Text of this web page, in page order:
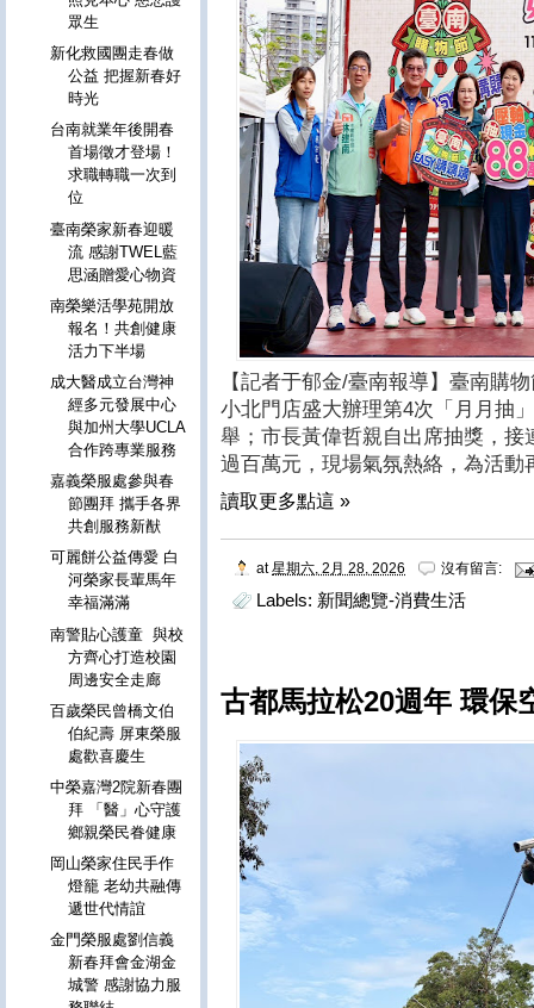
【記者于郁金/臺南報導】臺南購
小北門店盛大辦理第4次「月月抽
舉；市長黃偉哲親自出席抽獎，
過百萬元，現場氣氛熱絡，為活動
讀取更多點這 »
at星期六, 2月 28, 2026 沒有留言:
Labels: 新聞總覽-消費生活
古都馬拉松20週年 環保
眾生
新化救國團走春做
公益 把握新春好
時光
台南就業年後開春
首場徵才登場！
求職轉職一次到
位
臺南榮家新春迎暖
流 感謝TWEL藍
思涵贈愛心物資
南榮樂活學苑開放
報名！共創健康
活力下半場
成大醫成立台灣神
經多元發展中心
與加州大學UCLA
合作跨專業服務
嘉義榮服處參與春
節團拜 攜手各界
共創服務新猷
可麗餅公益傳愛 白
河榮家長輩馬年
幸福滿滿
南警貼心護童 與校
方齊心打造校園
周邊安全走廊
百歲榮民曾橋文伯
伯紀壽 屏東榮服
處歡喜慶生
中榮嘉灣2院新春團
拜 「醫」心守護
鄉親榮民眷健康
岡山榮家住民手作
燈籠 老幼共融傳
遞世代情誼
金門榮服處劉信義
新春拜會金湖金
城警 感謝協力服